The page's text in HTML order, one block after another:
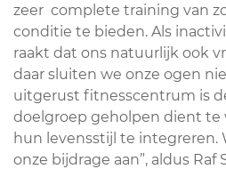
zeer complete training van
conditie te bieden. Als
raakt dat ons natuurlijk ook
daar sluiten we onze ogen
uitgerust fitnesscentrum is
doelgroep geholpen dient te
hun levensstijl te integreren.
onze bijdrage aan”, aldus